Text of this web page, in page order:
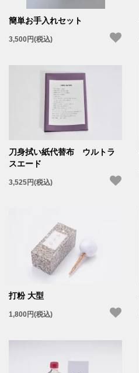
簡単お手入れセット
3,500円(税込)
刀身拭い紙代替布 ウルトラ
スエード
3,525円(税込)
打粉 大型
1,800円(税込)